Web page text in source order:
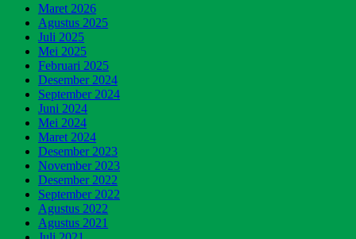
Maret 2026
Agustus 2025
Juli 2025
Mei 2025
Februari 2025
Desember 2024
September 2024
Juni 2024
Mei 2024
Maret 2024
Desember 2023
November 2023
Desember 2022
September 2022
Agustus 2022
Agustus 2021